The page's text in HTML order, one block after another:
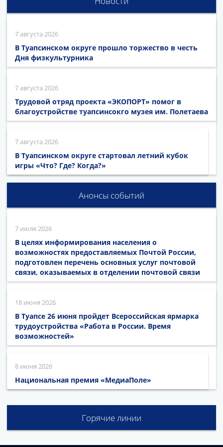
7 августа 2026
В Туапсинском округе прошло торжество в честь
Дня физкультурника
7 августа 2026
Трудовой отряд проекта «ЭКОПОРТ» помог в
благоустройстве туапсинсокго музея им. Полетаева
7 августа 2026
В Туапсинском округе стартовал летний кубок
игры «Что? Где? Когда?»
Анонсы событий
7 июля 2026
В целях информирования населения о
возможностях предоставляемых Почтой России,
подготовлен перечень основных услуг почтовой
связи, оказываемых в отделении почтовой связи
18 июня 2026
В Туапсе 26 июня пройдет Всероссийская ярмарка
трудоустройства «Работа в России. Время
возможностей»
8 июня 2026
Национальная премия «МедиаПоле»
Горячие линии